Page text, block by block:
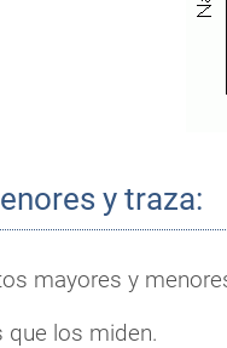
y traza:
mayores y
que los miden.